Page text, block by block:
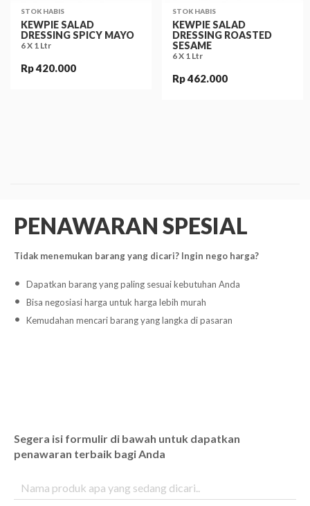
STOK HABIS
KEWPIE SALAD
DRESSING SPICY MAYO
6 X 1 Ltr
Rp 420.000
STOK HABIS
KEWPIE SALAD
DRESSING ROASTED
SESAME
6 X 1 Ltr
Rp 462.000
PENAWARAN SPESIAL
Tidak menemukan barang yang dicari? Ingin nego harga?
Dapatkan barang yang paling sesuai kebutuhan Anda
Bisa negosiasi harga untuk harga lebih murah
Kemudahan mencari barang yang langka di pasaran
Segera isi formulir di bawah untuk dapatkan
penawaran terbaik bagi Anda